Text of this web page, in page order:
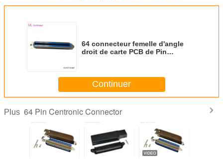
64 connecteur femelle d'angle
droit de carte PCB de Pin
Continuer
Plus 64 Pin Centronic Connector